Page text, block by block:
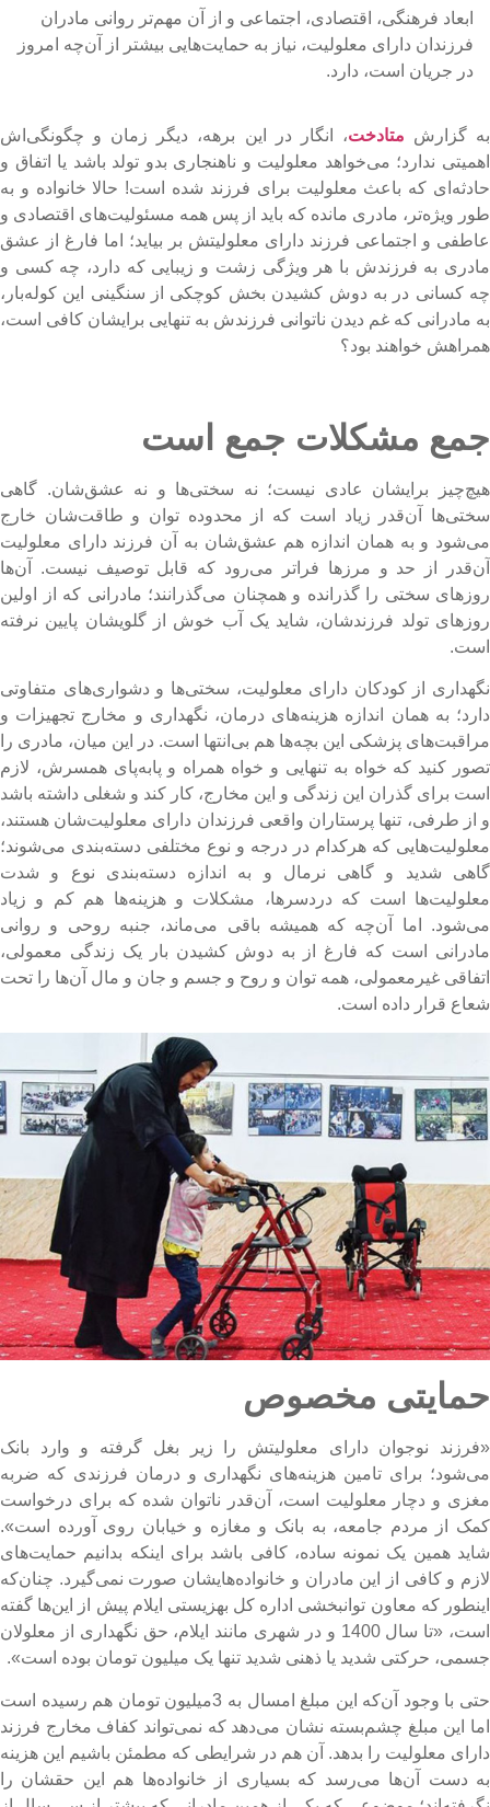
ابعاد فرهنگی، اقتصادی، اجتماعی و از آن مهم‌تر روانی مادران
فرزندان دارای معلولیت، نیاز به حمایت‌هایی بیشتر از آن‌چه امروز
در جریان است، دارد.
گزارش متادخت، انگار در این برهه، دیگر زمان و چگونگی‌اش
ندارد؛ می‌خواهد معلولیت و ناهنجاری بدو تولد باشد یا اتفاق و
که باعث معلولیت برای فرزند شده است! حالا خانواده‌ و به
ویژه‌تر، مادری مانده که باید از پس همه مسئولیت‌های اقتصادی و
و اجتماعی فرزند دارای معلولیتش بر بیاید؛ اما فارغ از عشق
به فرزندش با هر ویژگی زشت و زیبایی که دارد، چه کسی و
کسانی در به دوش کشیدن بخش کوچکی از سنگینی این کوله‌بار،
مادرانی که غم دیدن ناتوانی فرزندش به تنهایی برایشان کافی است،
خواهند بود؟
مشکلات جمع است
برایشان عادی نیست؛ نه سختی‌ها و نه عشق‌شان. گاهی
آن‌قدر زیاد است که از محدوده توان و طاقت‌شان خارج
و به همان اندازه هم عشق‌شان به آن فرزند دارای معلولیت
از حد و مرزها فراتر می‌رود که قابل توصیف نیست. آن‌ها
سختی را گذرانده و همچنان می‌گذرانند؛ مادرانی که از اولین
تولد فرزندشان، شاید یک آب خوش از گلویشان پایین نرفته
از کودکان دارای معلولیت، سختی‌ها و دشواری‌های متفاوتی
به همان اندازه هزینه‌های درمان، نگهداری و مخارج تجهیزات و
پزشکی این بچه‌ها هم بی‌انتها است. در این میان، مادری را
کنید که خواه به تنهایی و خواه همراه و پابه‌پای همسرش، لازم
برای گذران این زندگی و این مخارج، کار کند و شغلی داشته باشد
از طرفی، تنها پرستاران واقعی فرزندان دارای معلولیت‌شان هستند،
که هرکدام در درجه و نوع مختلفی دسته‌بندی می‌شوند؛
شدید و گاهی نرمال و به اندازه دسته‌بندی نوع و شدت
است که دردسرها، مشکلات و هزینه‌ها هم کم و زیاد
اما آن‌چه که همیشه باقی می‌ماند، جنبه روحی و روانی
است که فارغ از به دوش کشیدن بار یک زندگی معمولی،
غیرمعمولی، همه توان و روح و جسم و جان و مال آن‌ها را تحت
قرار داده است.
مخصوص
نوجوان دارای معلولیتش را زیر بغل گرفته و وارد بانک
برای تامین هزینه‌های نگهداری و درمان فرزندی که ضربه
و دچار معلولیت است، آن‌قدر ناتوان شده که برای درخواست
از مردم جامعه، به بانک و مغازه و خیابان روی آورده است».
همین یک نمونه ساده، کافی باشد برای اینکه بدانیم حمایت‌های
و کافی از این مادران و خانواده‌هایشان صورت نمی‌گیرد. چنان‌که
که معاون توانبخشی اداره کل بهزیستی ایلام پیش از این‌ها گفته
است، «تا سال 1400 و در شهری مانند ایلام، حق نگهداری از معلولان
حرکتی شدید یا ذهنی شدید تنها یک میلیون تومان بوده است».
حتی با وجود آن‌که این مبلغ امسال به 3میلیون تومان هم رسیده است
این مبلغ چشم‌بسته نشان می‌دهد که نمی‌تواند کفاف مخارج فرزند
معلولیت را بدهد. آن هم در شرایطی که مطمئن باشیم این هزینه
دست آن‌ها می‌رسد که بسیاری از خانواده‌ها هم این حقشان را